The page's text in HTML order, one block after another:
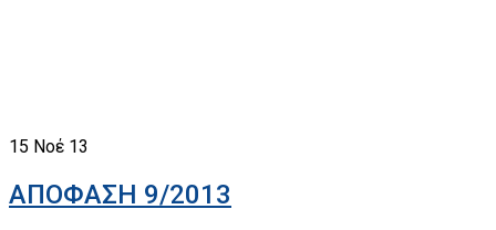
15 Νοέ 13
ΑΠΟΦΑΣΗ 9/2013